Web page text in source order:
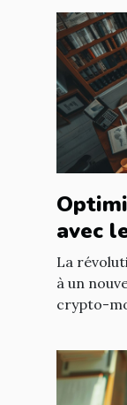
avec
de
La
à un
crypto-